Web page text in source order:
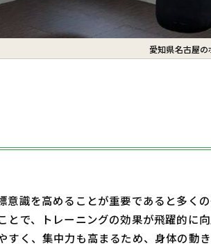
愛知県名古屋
識を高めることが重要であると多くの
で、トレーニングの効果が飛躍的に向
く、集中力も高まるため、身体の動